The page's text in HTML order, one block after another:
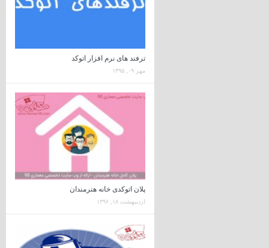
ترفند های نرم افزار اتوکد
مهر ۰۹, ۱۳۹۵
پلان اتوکدی خانه هنرمندان
اردیبهشت ۱۸, ۱۳۹۶